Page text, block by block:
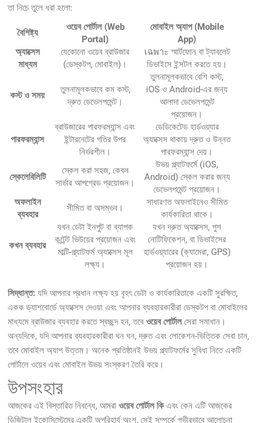
তা নিচে তুলে ধরা হলো:
বৈশিষ্ট্য
ওয়েব পোর্টাল (Web
Portal)
মোবাইল অ্যাপ (Mobile
App)
অ্যাক্সেস
মাধ্যম
যেকোনো ওয়েব ব্রাউজার
(ডেস্কটপ, মোবাইল)।
เฉพาะ স্মার্টফোন বা ট্যাবলেট
ডিভাইসে ইন্সটল করতে হয়।
কস্ট ও সময়
তুলনামূলকভাবে কম কস্ট,
দ্রুত ডেভেলপমেন্ট।
তুলনামূলকভাবে বেশি কস্ট,
iOS ও Android-এর জন্য
আলাদা ডেভেলপমেন্ট
প্রয়োজন।
পারফরম্যান্স
ব্রাউজারের পারফরম্যান্স এবং
ইন্টারনেটের গতির উপর
নির্ভরশীল।
ডেডিকেটেড হার্ডওয়্যার
অ্যাক্সেস থাকায় দ্রুত ও উন্নত
পারফরম্যান্স দেয়।
স্কেলেবিলিটি
স্কেল করা সহজ, কেবল
সার্ভার আপগ্রেড প্রয়োজন।
উভয় প্ল্যাটফর্মে (iOS,
Android) স্কেল করার জন্য
ডেভেলপমেন্ট প্রয়োজন।
অফলাইন
ব্যবহার
সীমিত বা অসম্ভব।
সাধারণত অফলাইনেও সীমিত
কার্যকারিতা থাকে।
কখন ব্যবহার
যখন ডেটা ইনপুট বা ব্যাপক
কন্টেন্ট ভিউয়ের প্রয়োজন এবং
মাল্টি-প্ল্যাটফর্ম অ্যাক্সেস মূল
লক্ষ্য।
যখন দ্রুত অ্যাক্সেস, পুশ
নোটিফিকেশন, বা ডিভাইসের
হার্ডওয়্যারের (ক্যামেরা, GPS)
প্রয়োজন হয়।
সিদ্ধান্ত: যদি আপনার প্রধান লক্ষ্য হয় বৃহৎ ডেটা ও কার্যকারিতাকে একটি সুরক্ষিত,
একক ড্যাশবোর্ডে অ্যাক্সেস দেওয়া এবং আপনার ব্যবহারকারীরা ডেস্কটপ বা মোবাইলের
মাধ্যমে ব্রাউজার ব্যবহার করতে স্বচ্ছন্দ হন, তবেওয়েব পোর্টালসেরা সমাধান।
অন্যদিকে, যদি আপনার ব্যবহারকারীরা ঘন ঘন, দ্রুত এবং লোকেশন-ভিত্তিক সেবা চান,
তবে মোবাইল অ্যাপ উত্তম। অনেক প্রতিষ্ঠানই উভয় প্ল্যাটফর্মের সুবিধা নিতে একটি
পোর্টালে ওয়েব এবং মোবাইল উভয় সংস্করণ তৈরি করে।
উপসংহার
আজকের এই বিস্তারিত নিবন্ধে, আমরাওয়েব পোর্টাল কি এবং কেন এটি আজকের
ডিজিটাল ইকোসিস্টেমের একটি অপরিহার্য অংশ, সেই সম্পর্কে গভীরভাবে আলোচনা